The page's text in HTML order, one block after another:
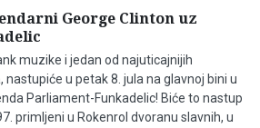
George Clinton uz
muzike i jedan od najuticajnijih
u petak 8. jula na glavnoj bini u
Parliament-Funkadelic! Biće to nastup
primljeni u Rokenrol dvoranu slavnih, u